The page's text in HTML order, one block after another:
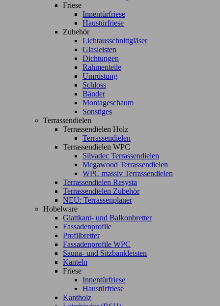
Friese
Innentürfriese
Haustürfriese
Zubehör
Lichtausschnittgläser
Glasleisten
Dichtungen
Rahmenteile
Umrüstung
Schloss
Bänder
Montageschaum
Sonstiges
Terrassendielen
Terrassendielen Holz
Terrassendielen
Terrassendielen WPC
Silvadec Terrassendielen
Megawood Terrassendielen
WPC massiv Terrassendielen
Terrassendielen Resysta
Terrassendielen Zubehör
NEU: Terrassenplaner
Hobelware
Glattkant- und Balkonbretter
Fassadenprofile
Profilbretter
Fassadenprofile WPC
Sauna- und Sitzbankleisten
Kanteln
Friese
Innentürfriese
Haustürfriese
Kantholz